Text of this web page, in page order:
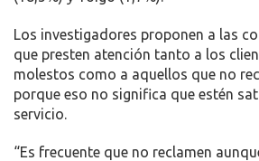
Los investigadores proponen a las
que presten atención tanto a los
molestos como a aquellos que no
porque eso no significa que estén
servicio.
“Es frecuente que no reclamen